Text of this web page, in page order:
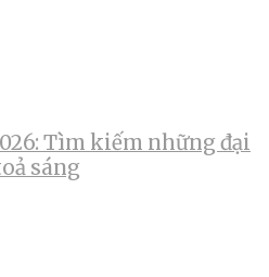
Tìm kiếm những đại
sáng